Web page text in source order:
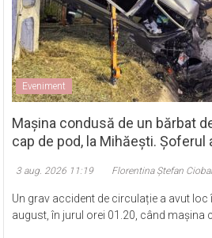
Eveniment
Mașina condusă de un bărbat
cap de pod, la Mihăești. Șoferul
3 aug. 2026 11:19 Florentina Ștefan
Un grav accident de circulație a avut loc
august, în jurul orei 01.20, când mașina